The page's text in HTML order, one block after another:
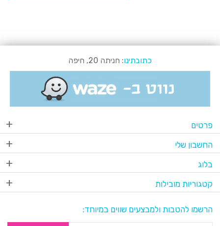
כתובתינו: חניתה 20, חיפה
פרטים
החשבון שלי
בלוג
קטגוריות מובילות
הרשמו להטבות ולמבצעים שווים במיוחד: